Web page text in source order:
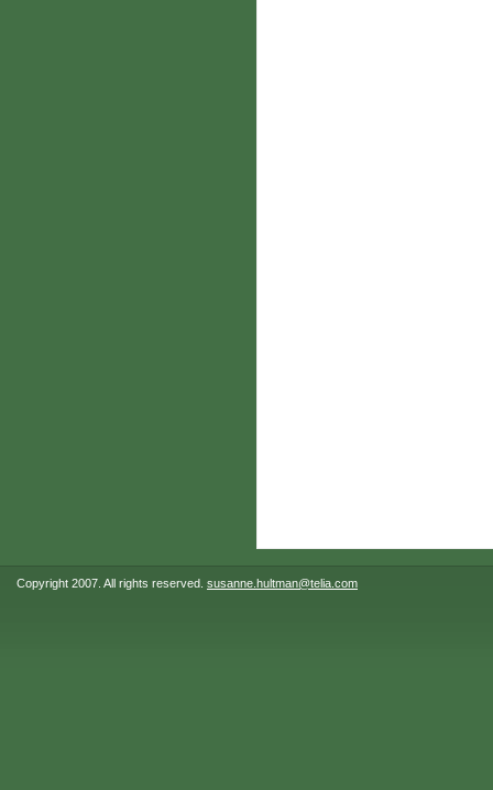
Copyright 2007. All rights reserved. susanne.hultman@telia.com